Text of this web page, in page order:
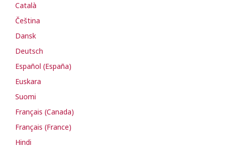
Català
Čeština
Dansk
Deutsch
Español (España)
Euskara
Suomi
Français (Canada)
Français (France)
Hindi